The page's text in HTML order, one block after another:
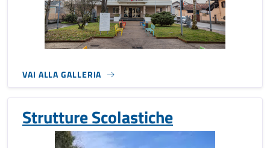
VAI ALLA GALLERIA
Strutture Scolastiche